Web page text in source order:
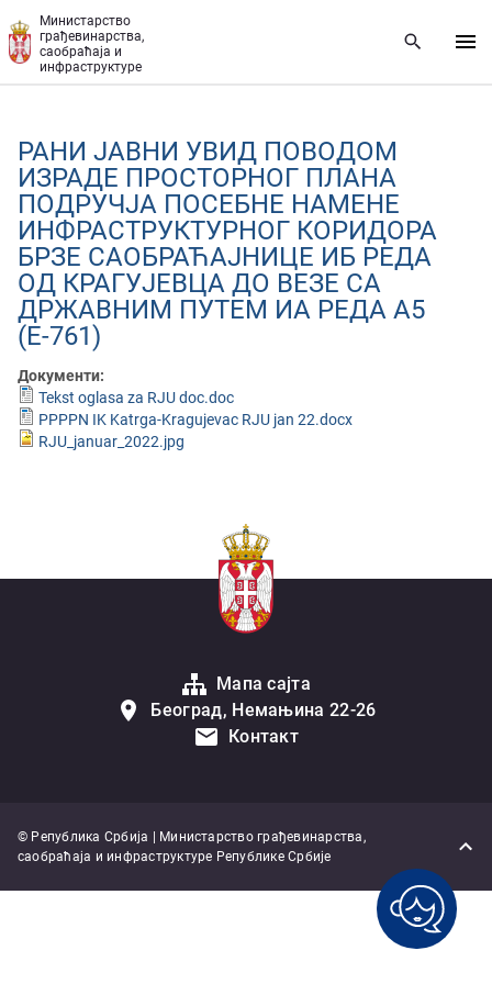
Министарство
грађевинарства,
саобраћаја и
инфраструктуре
РАНИ ЈАВНИ УВИД ПОВОДОМ
ИЗРАДЕ ПРОСТОРНОГ ПЛАНА
ПОДРУЧЈА ПОСЕБНЕ НАМЕНЕ
ИНФРАСТРУКТУРНОГ КОРИДОРА
БРЗЕ САОБРАЋАЈНИЦЕ ИБ РЕДА
ОД КРАГУЈЕВЦА ДО ВЕЗЕ СА
ДРЖАВНИМ ПУТЕМ ИА РЕДА А5
(Е-761)
Документи:
Tekst oglasa za RJU doc.doc
PPPPN IK Katrga-Kragujevac RJU jan 22.docx
RJU_januar_2022.jpg
Мапа сајта
Београд, Немањина 22-26
Контакт
© Република Србија | Министарство грађевинарства,
саобраћаја и инфраструктуре Републике Србије